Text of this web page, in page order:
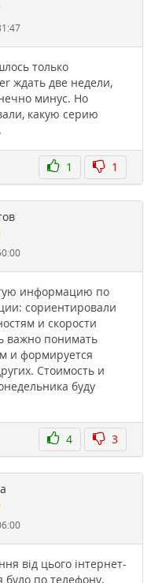
только
ждать две недели,
минус. Но
какую серию
1 1
информацию по
сориентировали
и скорости
важно понимать
и формируется
Стоимость и
буду
4 3
від цього інтернет-
було по телефону.